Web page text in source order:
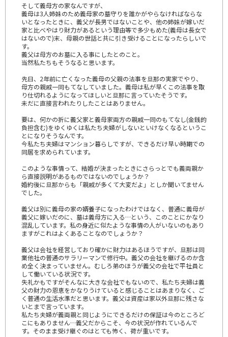
そして義母方の家なんですが、
義母は3人姉妹のため義母家の墓守りを誰かがやらなければならな
いとなったときに、義父が長男ではないことや、他の姉妹が嫁いだ
家と比べやはり財力があるという理由等で多少もめた(義母は長女で
はないので)末、母親の世話と共に引き受けることになったらしいで
す。
義父は母方のお墓に入る事にしたとのこと。
当然私たちもそうなると思います。
先日、2年前に亡くなった義母の父親の法事を旦那の実家でやり、
母方の親戚一同もてなしていました。義母は私が早くこの法事を取
り仕切れるようになってほしいと旦那に言っていたそうです。
未だに直接言われたりしたことはありません。
要は、何かの折に義父家と義母家両方の親戚一同のもてなし(金銭的
負担含む)をゆくゆくは私たち夫婦がしないといけなくなるというこ
とになりそうなんです。
今私たち夫婦はマンション暮らしですが、できるだけ早い時期での
同居を求められています。
このような事情って、結婚が決まったときにさらっとでも義両親か
ら直接説明があるものではないのでしょうか？
婚約後に旦那からも「親戚が多くて大変だよ」としか聞いてません
でした。
義父は別に義母の家の婿養子になったわけではなく、普通に義母が
義父に嫁いだのに、墓は義母方に入る…という、このことにかなり
混乱しています。私の身近に似たような事情の人がいないのもあり
ますがこれはよくあることなのでしょうか？
義父は会社を経営しており確かに財力はあるほうですが、旦那は同
業他社の普通のサラリーマンで修行中。義父の会社を継げるのか含
め全く決まっていません。むしろ弟のほうが義父の会社で平社員と
して働いている状況です。
失礼かもですがそんなに大きな会社でもないので、私たち夫婦は義
父の財力の恩恵をかなりうけていると感じることはあまりなく、ご
く普通の生活水準だと思います。義父は資産は家以外旦那に残さな
いとまで言っています。
私たち夫婦が義両親と同じようにできるだけの保証は今のところど
こにもありません…義父だからこそ、今の状況が作れているんで
す。そのまま受け継ぐのはとても怖く、荷が重いです。